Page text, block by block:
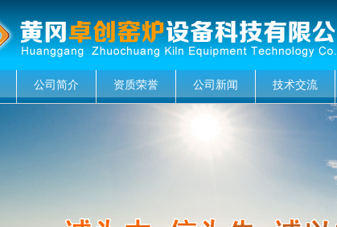
公司简介 资质荣誉 公司新闻 技术交流